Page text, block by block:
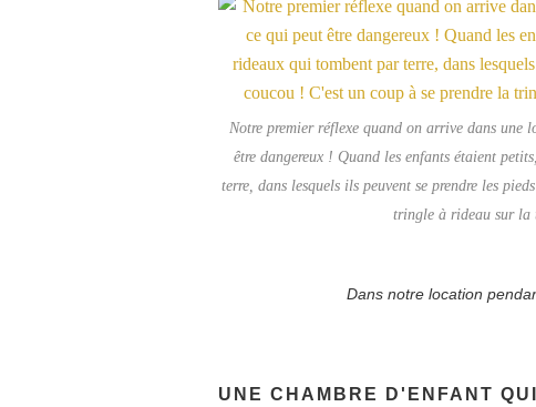
Notre premier réflexe quand on arrive dans une
être dangereux ! Quand les enfants étaient
terre, dans lesquels ils peuvent se prendre les
tringle à rideau sur la
Dans notre location
UNE CHAMBRE D'ENFANT